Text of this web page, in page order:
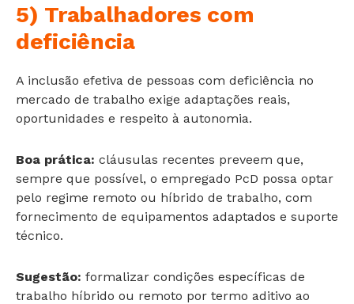
5) Trabalhadores com
deficiência
A inclusão efetiva de pessoas com deficiência no
mercado de trabalho exige adaptações reais,
oportunidades e respeito à autonomia.
Boa prática: cláusulas recentes preveem que,
sempre que possível, o empregado PcD possa optar
pelo regime remoto ou híbrido de trabalho, com
fornecimento de equipamentos adaptados e suporte
técnico.
Sugestão: formalizar condições específicas de
trabalho híbrido ou remoto por termo aditivo ao